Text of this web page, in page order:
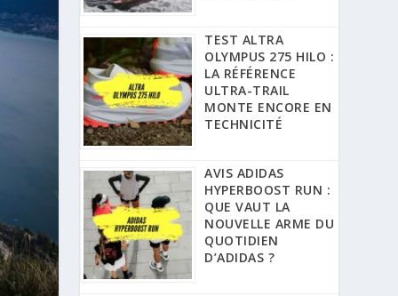
TEST ALTRA
OLYMPUS 275 HILO :
LA RÉFÉRENCE
ULTRA-TRAIL
MONTE ENCORE EN
TECHNICITÉ
AVIS ADIDAS
HYPERBOOST RUN :
QUE VAUT LA
NOUVELLE ARME DU
QUOTIDIEN
D’ADIDAS ?